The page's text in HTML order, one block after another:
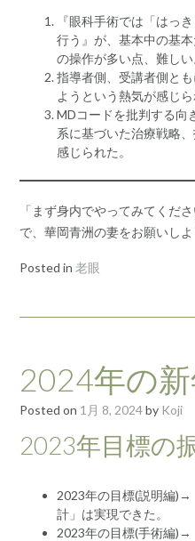
『眼科手術では「はっ
行う』が、基本中の基
の操作が多い点、難しい
指導者側、受講者側と
ようという熱気が感じら
MDコードを批判する向
系に基づいた治療戦略
感じられた。
「まず身内でやってみてくだ
で、華岡青洲の妻をお願いしよ
Posted in 老眼
2024年の
Posted on 1月 8, 2024by Koji
2023年目標の
2023年の目標(説明編)→
計」は実現できた。
2023年の目標(手術編)→